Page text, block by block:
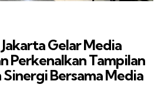
Gelar Media
Perkenalkan Tampilan
Sinergi Bersama Media